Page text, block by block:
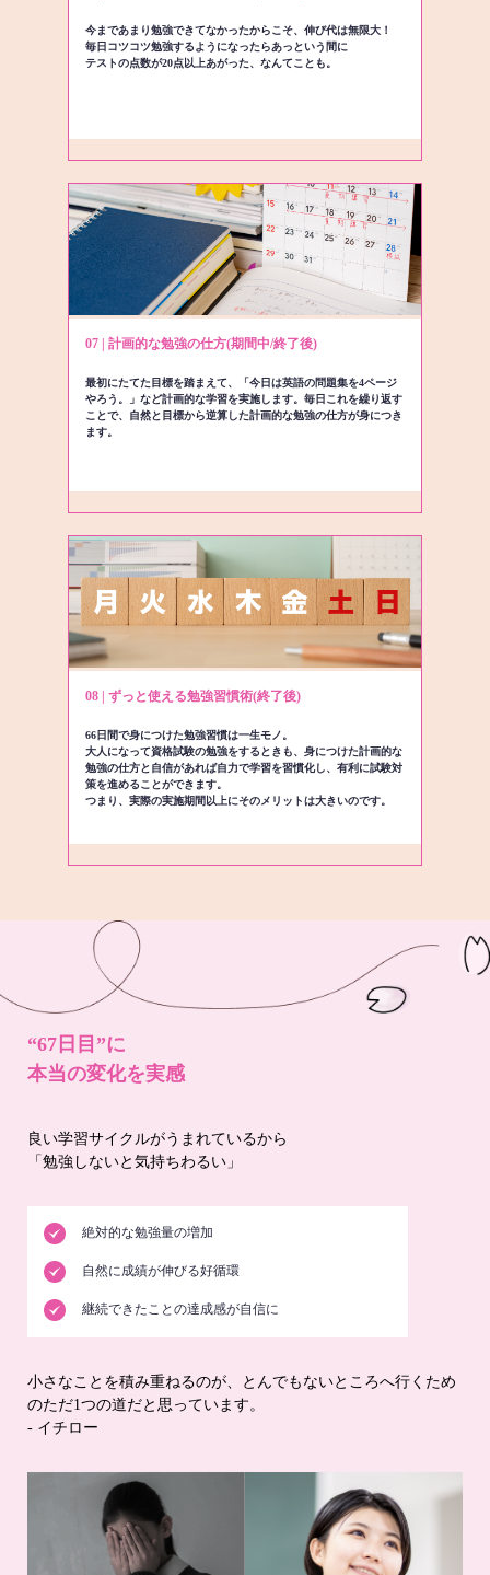
今まであまり勉強できてなかったからこそ、伸び代は無限大！
毎日コツコツ勉強するようになったらあっという間に
テストの点数が20点以上あがった、なんてことも。
07 | 計画的な勉強の仕方(期間中/終了後)
最初にたてた目標を踏まえて、「今日は英語の問題集を4ページ
やろう。」など計画的な学習を実施します。毎日これを繰り返す
ことで、自然と目標から逆算した計画的な勉強の仕方が身につき
ます。
08 | ずっと使える勉強習慣術(終了後)
66日間で身につけた勉強習慣は一生モノ。
大人になって資格試験の勉強をするときも、身につけた計画的な
勉強の仕方と自信があれば自力で学習を習慣化し、有利に試験対
策を進めることができます。
つまり、実際の実施期間以上にそのメリットは大きいのです。
“67日目”に
本当の変化を実感
良い学習サイクルがうまれているから
「勉強しないと気持ちわるい」
絶対的な勉強量の増加
自然に成績が伸びる好循環
継続できたことの達成感が自信に
小さなことを積み重ねるのが、とんでもないところへ行くため
のただ1つの道だと思っています。
- イチロー